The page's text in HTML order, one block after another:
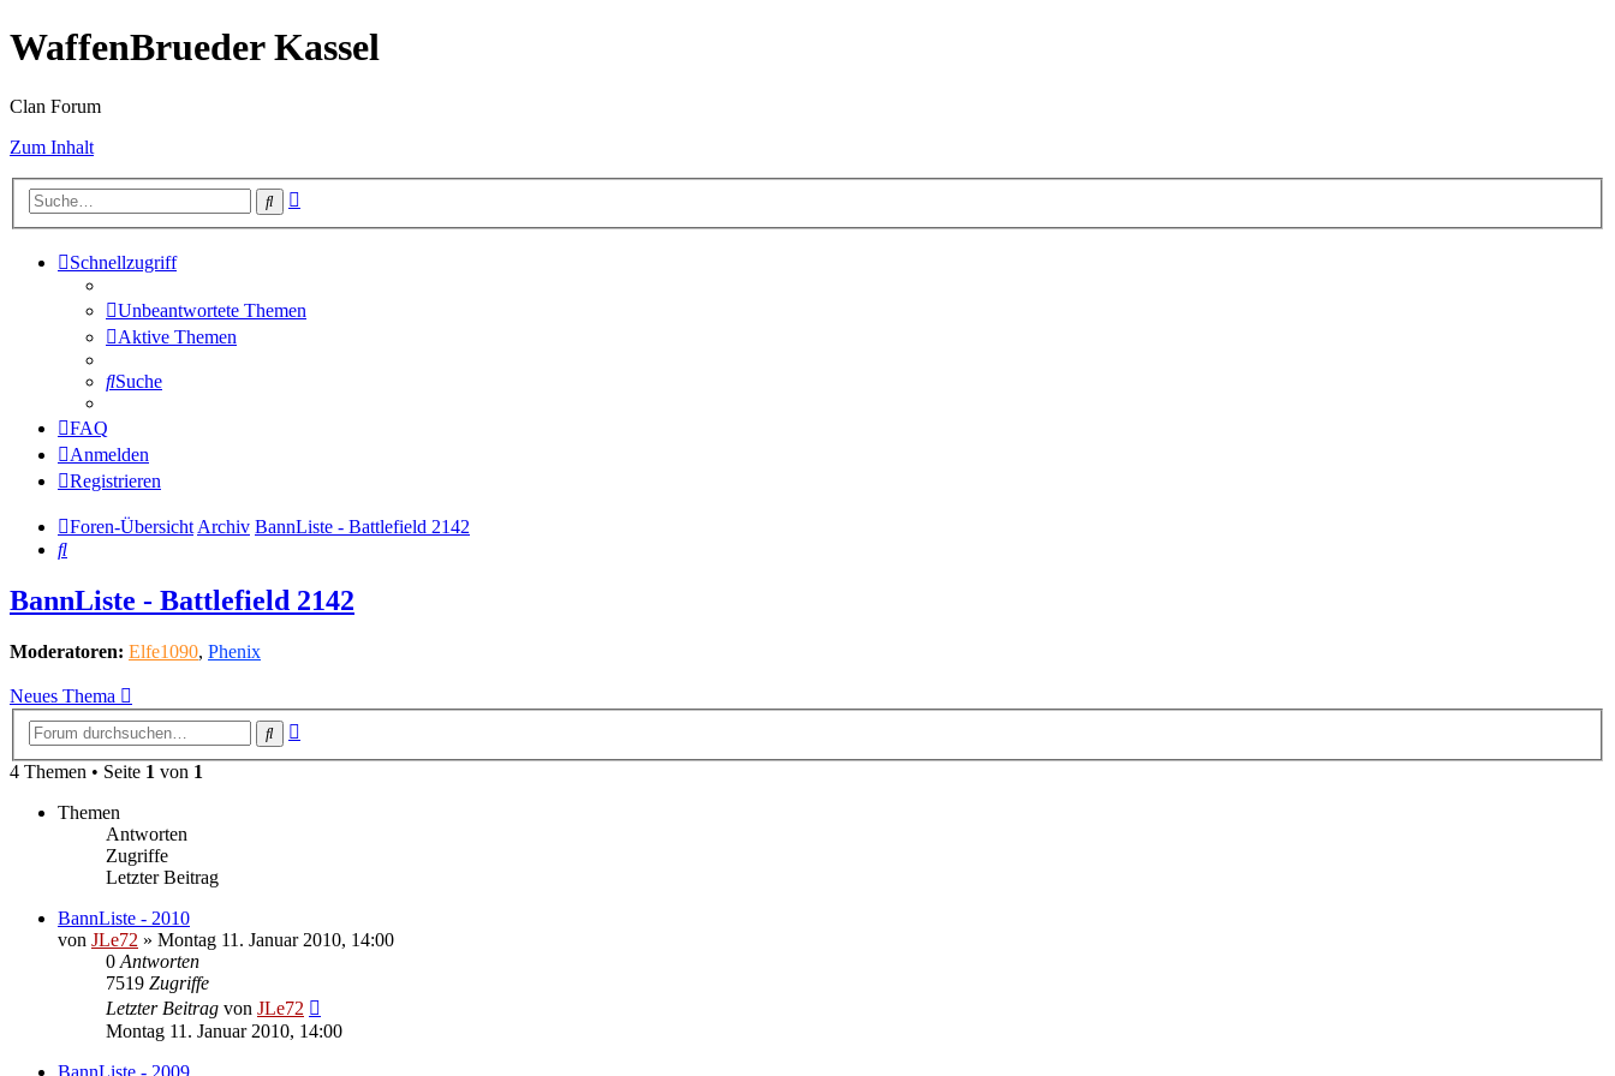
WaffenBrueder Kassel
Clan Forum
Zum Inhalt
Suche
Schnellzugriff
Unbeantwortete Themen
Aktive Themen
Suche
FAQ
Anmelden
Registrieren
Foren-ÜbersichtArchiv BannListe - Battlefield 2142
Suche
BannListe - Battlefield 2142
Moderatoren: Elfe1090, Phenix
Neues Thema
Suche
4 Themen • Seite 1 von 1
Themen
Antworten
Zugriffe
Letzter Beitrag
BannListe - 2010
von JLe72 » Montag 11. Januar 2010, 14:00
0 Antworten
7519 Zugriffe
Letzter Beitrag von JLe72
Montag 11. Januar 2010, 14:00
BannListe - 2009